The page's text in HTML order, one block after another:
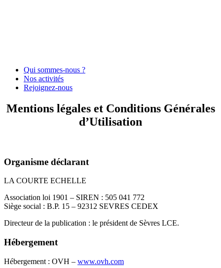
Qui sommes-nous ?
Nos activités
Rejoignez-nous
Mentions légales et Conditions Générales
d’Utilisation
Organisme déclarant
LA COURTE ECHELLE
Association loi 1901 – SIREN : 505 041 772
Siège social : B.P. 15 – 92312 SEVRES CEDEX
Directeur de la publication : le président de Sèvres LCE.
Hébergement
Hébergement : OVH – www.ovh.com